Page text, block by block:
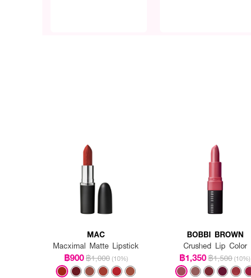
MAC
Macximal Matte Lipstick
฿900฿1,000 (10%)
BOBBI BROWN
Crushed Lip Color
฿1,350฿1,500 (10%)